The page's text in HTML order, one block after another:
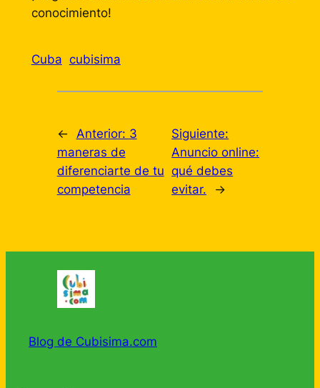
conocimiento!
Cuba cubisima
← Anterior: 3
maneras de
diferenciarte de tu
competencia
Siguiente:
Anuncio online:
qué debes
evitar.
→
Blog de Cubisima.com